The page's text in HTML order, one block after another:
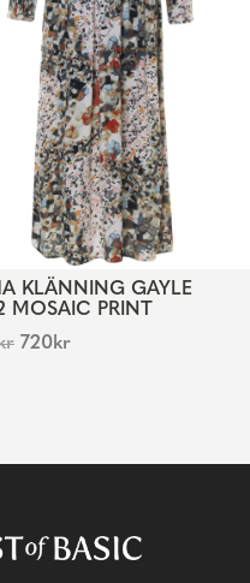
KLÄNNING GAYLE
MOSAIC PRINT
720kr